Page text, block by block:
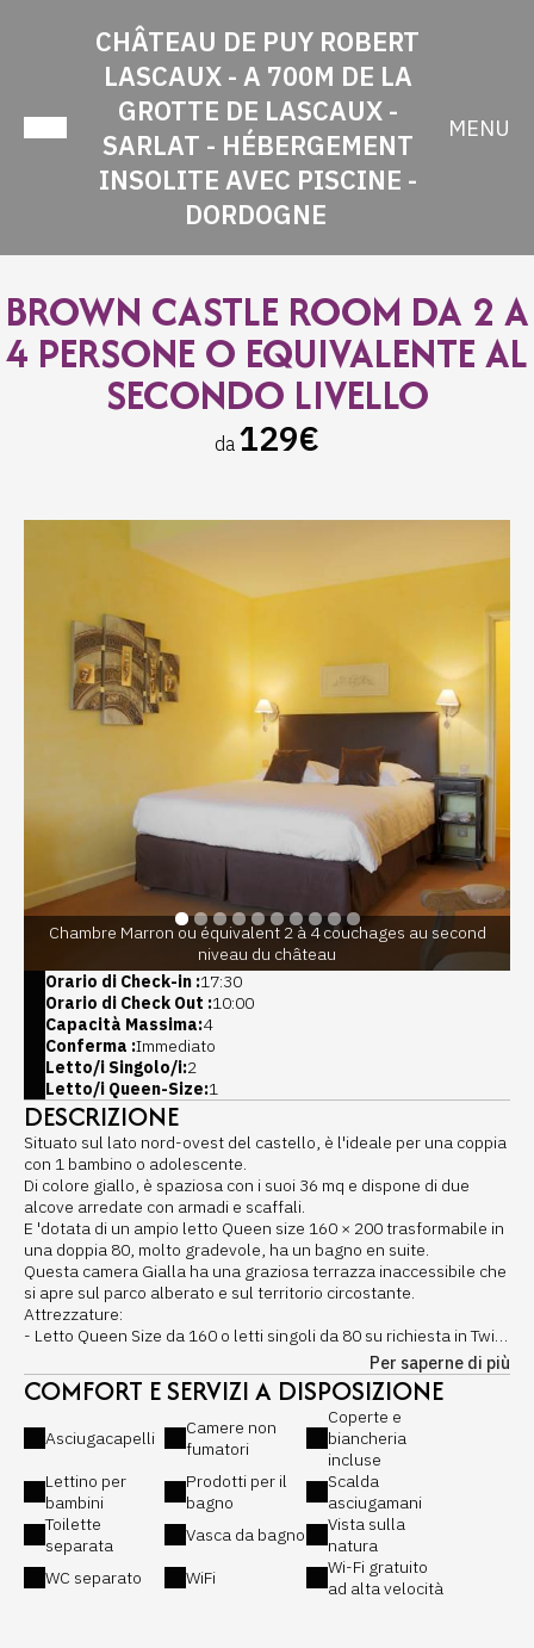
CHÂTEAU DE PUY ROBERT
LASCAUX - A 700M DE LA
GROTTE DE LASCAUX -
SARLAT - HÉBERGEMENT
INSOLITE AVEC PISCINE -
DORDOGNE
MENU
BROWN CASTLE ROOM DA 2 A
4 PERSONE O EQUIVALENTE AL
SECONDO LIVELLO
da 129€
Chambre Marron ou équivalent 2 à 4 couchages au second
niveau du château
Orario di Check-in :17:30
Orario di Check Out :10:00
Capacità Massima:4
Conferma :Immediato
Letto/i Singolo/i:2
Letto/i Queen-Size:1
DESCRIZIONE
Situato sul lato nord-ovest del castello, è l'ideale per una coppia
con 1 bambino o adolescente.
Di colore giallo, è spaziosa con i suoi 36 mq e dispone di due
alcove arredate con armadi e scaffali.
E 'dotata di un ampio letto Queen size 160 × 200 trasformabile in
una doppia 80, molto gradevole, ha un bagno en suite.
Questa camera Gialla ha una graziosa terrazza inaccessibile che
si apre sul parco alberato e sul territorio circostante.
Attrezzature:
- Letto Queen Size da 160 o letti singoli da 80 su richiesta in Twin
Materasso Springto Dynamic 4 * di Thiriez, marchio francese
- Zona lounge con poltrona
- Ufficio
- Connessione WiFi gratuita in tutto il castello
- Concetto senza TV, solo nel soggiorno comune del castello
Bagno :
- Asciugacapelli
- Vasca da bagno con maniglie
- Lavabo
- specchio cosmetico
- Scaldasalviette elettrico in ogni bagno
Per saperne di più
COMFORT E SERVIZI A DISPOSIZIONE
Asciugacapelli
Camere non
fumatori
Coperte e
biancheria
incluse
Lettino per
bambini
Prodotti per il
bagno
Scalda
asciugamani
Toilette
separata
Vasca da bagno
Vista sulla
natura
WC separato
WiFi
Wi-Fi gratuito
ad alta velocità